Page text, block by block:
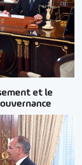
et le